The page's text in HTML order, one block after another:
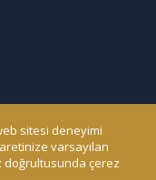
sitesi deneyimi
varsayılan
doğrultusunda çerez